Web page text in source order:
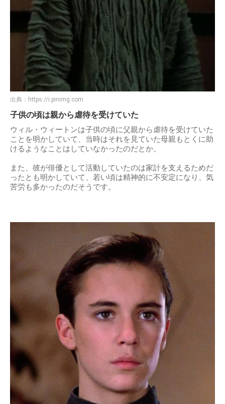
出典： https://i.pinimg.com
子供の頃は親から虐待を受けていた
ウィル・ウィートンは子供の頃に父親から虐待を受けていた
ことを明かしていて、当時はそれを見ていた母親もとくに助
けるようなことはしていなかったのだとか。
また、彼が俳優として活動していたのは家計を支えるためだ
ったとも明かしていて、若い頃は精神的に不安定になり、気
苦労も多かったのだそうです。